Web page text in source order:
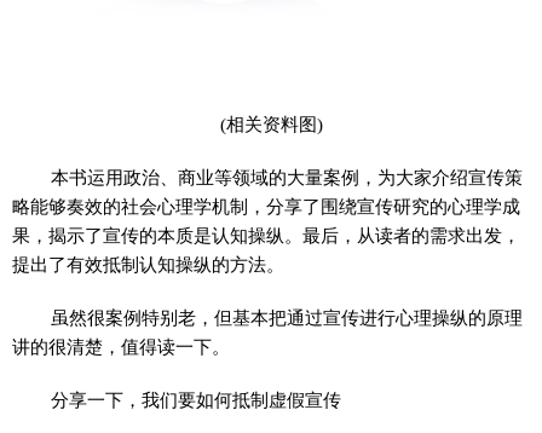
(相关资料图)
本书运用政治、商业等领域的大量案例，为大家介绍宣传策
略能够奏效的社会心理学机制，分享了围绕宣传研究的心理学成
果，揭示了宣传的本质是认知操纵。最后，从读者的需求出发，
提出了有效抵制认知操纵的方法。
虽然很案例特别老，但基本把通过宣传进行心理操纵的原理
讲的很清楚，值得读一下。
分享一下，我们要如何抵制虚假宣传